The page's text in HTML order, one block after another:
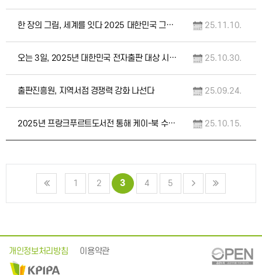
한 장의 그림, 세계를 잇다 2025 대한민국 그림책상 수상작 선정 25.11.10.
오는 3일, 2025년 대한민국 전자출판 대상 시상식 개최 25.10.30.
출판진흥원, 지역서점 경쟁력 강화 나선다 25.09.24.
2025년 프랑크푸르트도서전 통해 케이-북 수출 적극 지원 25.10.15.
1 2 3 4 5
개인정보처리방침 이용약관